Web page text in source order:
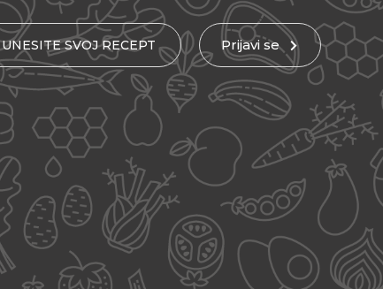
UNESITESVOJRECEPT Prijavi se